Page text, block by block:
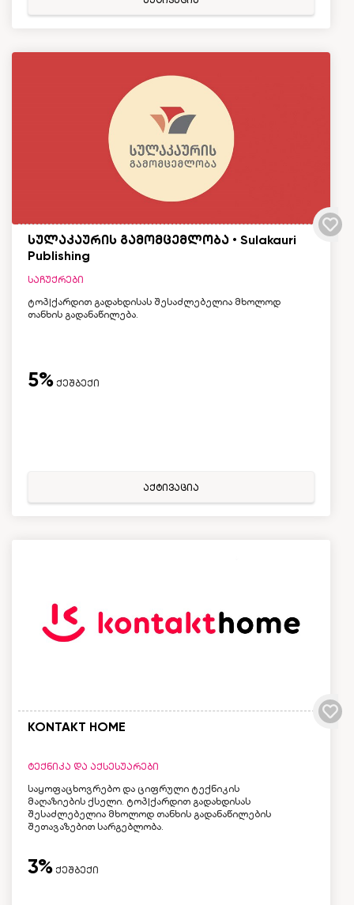
სულაკაურის გამომცემლობა • Sulakauri
Publishing
საჩუქრები
ტოპ|ქარდით გადახდისას შესაძლებელია მხოლოდ
თანხის გადანაწილება.
5% ქეშბექი
აქტივაცია
KONTAKT HOME
ტექნიკა და აქსესუარები
საყოფაცხოვრებო და ციფრული ტექნიკის
მაღაზიების ქსელი. ტოპ|ქარდით გადახდისას
შესაძლებელია მხოლოდ თანხის გადანაწილების
შეთავაზებით სარგებლობა.
3% ქეშბექი